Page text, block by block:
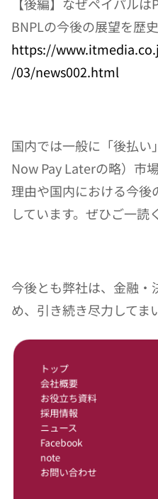
BNPLの今後の展望を歴
https://
/03/news002.html
国内では一般に「後払
Now Pay Laterの略）市
理由や国内における今
しています。ぜひご一読
今後とも弊社は、金融・
め、引き続き尽力してま
トップ
会社概要
お役立ち資料
採用情報
ニュース
Facebook
note
お問い合わせ